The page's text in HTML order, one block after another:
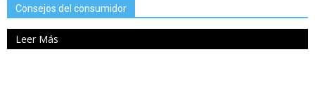
Consejos del consumidor
Leer Más